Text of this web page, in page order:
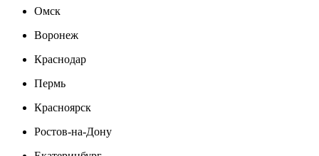
Омск
Воронеж
Краснодар
Пермь
Красноярск
Ростов-на-Дону